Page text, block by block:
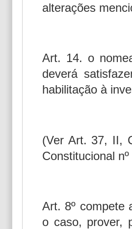
alterações
Art. 14. o
deverá
habilitação à
(Ver Art. 37, II,
Constitucional
Art. 8º compete
o caso, prover,